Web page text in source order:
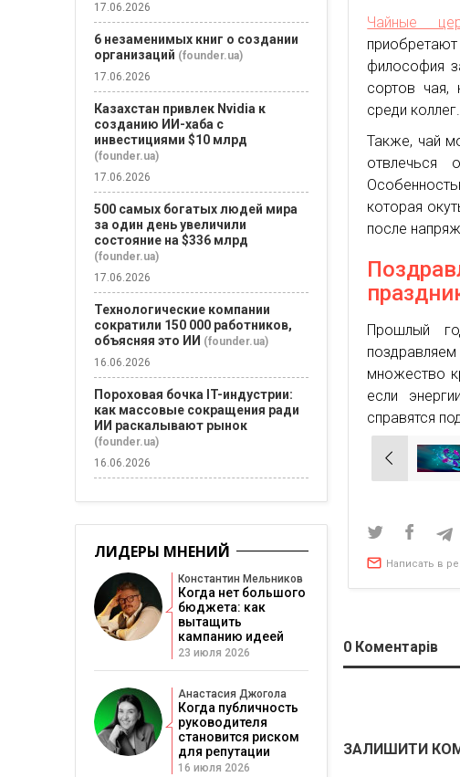
Чайные
философия
сортов чая,
среди коллег.
Также, чай
отвлечься
которая
после
Прошлый
множество
если
справятся
по
Написать в
0 Коментарів
ЗАЛИШИТИ
17.06.2026
6 незаменимых книг о создании
организаций (founder.ua)
17.06.2026
Казахстан привлек Nvidia к
созданию ИИ-хаба с
инвестициями $10 млрд
(founder.ua)
17.06.2026
500 самых богатых людей мира
за один день увеличили
состояние на $336 млрд
(founder.ua)
17.06.2026
Технологические компании
сократили 150 000 работников,
объясняя это ИИ (founder.ua)
16.06.2026
Пороховая бочка IT-индустрии:
как массовые сокращения ради
ИИ раскалывают рынок
(founder.ua)
16.06.2026
ЛИДЕРЫ МНЕНИЙ
Константин Мельников
Когда нет большого
бюджета: как
вытащить
кампанию идеей
23 июля 2026
Анастасия Джогола
Когда публичность
руководителя
становится риском
для репутации
16 июля 2026